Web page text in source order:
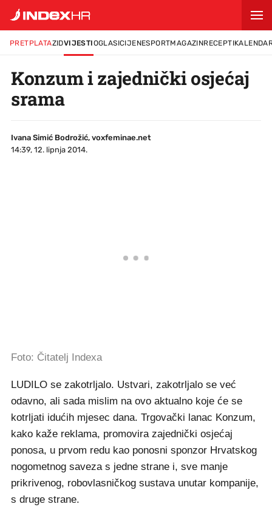
PRETPLATAZIDVIJESTIOGLASICIJENESPORTMAGAZINRECEPTI
Konzum i zajednički osjećaj
srama
Ivana Simić Bodrožić, voxfeminae.net
14:39, 12. lipnja 2014.
Foto: Čitatelj Indexa
LUDILO se zakotrljalo. Ustvari, zakotrljalo se već
odavno, ali sada mislim na ovo aktualno koje će se
kotrljati idućih mjesec dana. Trgovački lanac Konzum,
kako kaže reklama, promovira zajednički osjećaj
ponosa, u prvom redu kao ponosni sponzor Hrvatskog
nogometnog saveza s jedne strane i, sve manje
prikrivenog, robovlasničkog sustava unutar kompanije,
s druge strane.